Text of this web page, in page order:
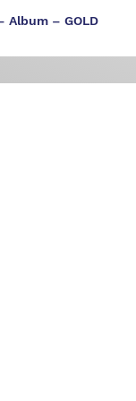
Album – GOLD